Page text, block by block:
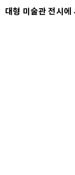
대형 미술관 전시에